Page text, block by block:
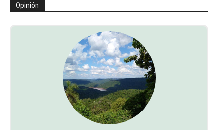
Opinión